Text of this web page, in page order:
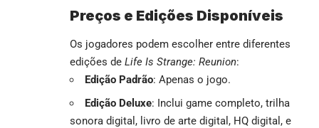
Preços e Edições Disponíveis
Os jogadores podem escolher entre diferentes
edições de Life Is Strange: Reunion:
Edição Padrão: Apenas o jogo.
Edição Deluxe: Inclui game completo, trilha
sonora digital, livro de arte digital, HQ digital, e